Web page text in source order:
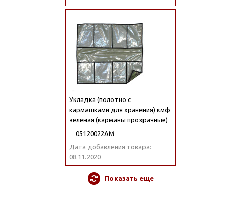
Укладка (полотно с
кармашками для хранения) кмф
зеленая (карманы прозрачные)
05120022АМ
Дата добавления товара:
08.11.2020
Показать еще